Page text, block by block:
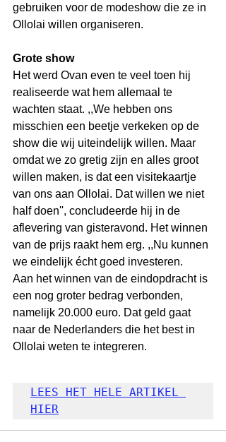
gebruiken voor de modeshow die ze in
Ollolai willen organiseren.
Grote show
Het werd Ovan even te veel toen hij
realiseerde wat hem allemaal te
wachten staat. ,,We hebben ons
misschien een beetje verkeken op de
show die wij uiteindelijk willen. Maar
omdat we zo gretig zijn en alles groot
willen maken, is dat een visitekaartje
van ons aan Ollolai. Dat willen we niet
half doen'', concludeerde hij in de
aflevering van gisteravond. Het winnen
van de prijs raakt hem erg. ,,Nu kunnen
we eindelijk écht goed investeren.
Aan het winnen van de eindopdracht is
een nog groter bedrag verbonden,
namelijk 20.000 euro. Dat geld gaat
naar de Nederlanders die het best in
Ollolai weten te integreren.
LEES HET HELE ARTIKEL
HIER